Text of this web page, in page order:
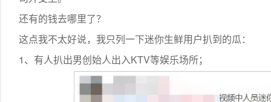
还有的钱去哪里了？
这点我不太好说，我只列一下迷你生鲜用户扒到的瓜：
1、有人扒出男创始人出入KTV等娱乐场所；